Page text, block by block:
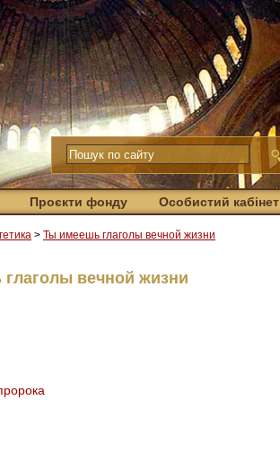
Проєкти фонду Особистий кабінет
> Ты имеешь глаголы вечной жизни
вечной жизни